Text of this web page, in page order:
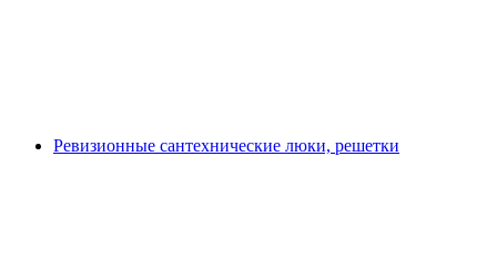
Ревизионные сантехнические люки, решетки